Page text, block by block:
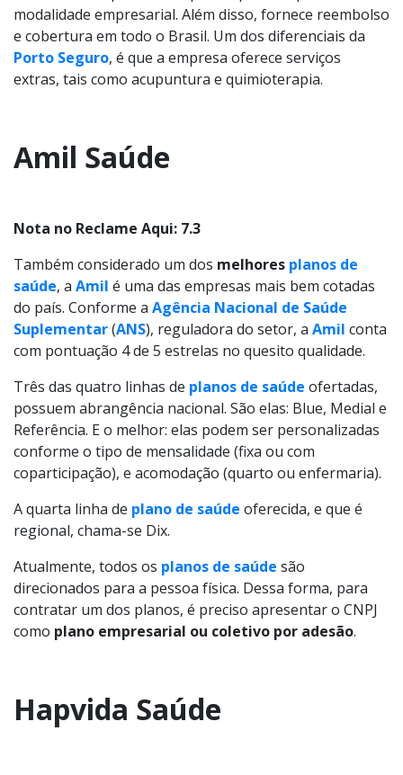
modalidade empresarial. Além disso, fornece reembolso
e cobertura em todo o Brasil. Um dos diferenciais da
Porto Seguro, é que a empresa oferece serviços
extras, tais como acupuntura e quimioterapia.
Amil Saúde
Nota no Reclame Aqui: 7.3
Também considerado um dos melhores planos de
saúde, a Amil é uma das empresas mais bem cotadas
do país. Conforme a Agência Nacional de Saúde
Suplementar(ANS), reguladora do setor, a Amil conta
com pontuação 4 de 5 estrelas no quesito qualidade.
Três das quatro linhas de planos de saúde ofertadas,
possuem abrangência nacional. São elas: Blue, Medial e
Referência. E o melhor: elas podem ser personalizadas
conforme o tipo de mensalidade (fixa ou com
coparticipação), e acomodação (quarto ou enfermaria).
A quarta linha de plano de saúde oferecida, e que é
regional, chama-se Dix.
Atualmente, todos os planos de saúde são
direcionados para a pessoa física. Dessa forma, para
contratar um dos planos, é preciso apresentar o CNPJ
como plano empresarial ou coletivo por adesão.
Hapvida Saúde